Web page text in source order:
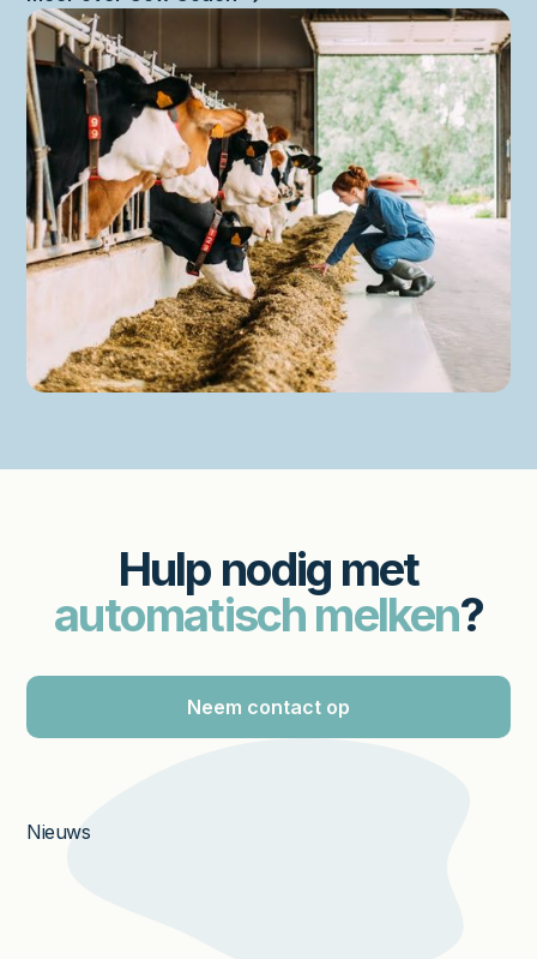
Hulp nodig met
automatisch melken?
Neem contact op
Nieuws